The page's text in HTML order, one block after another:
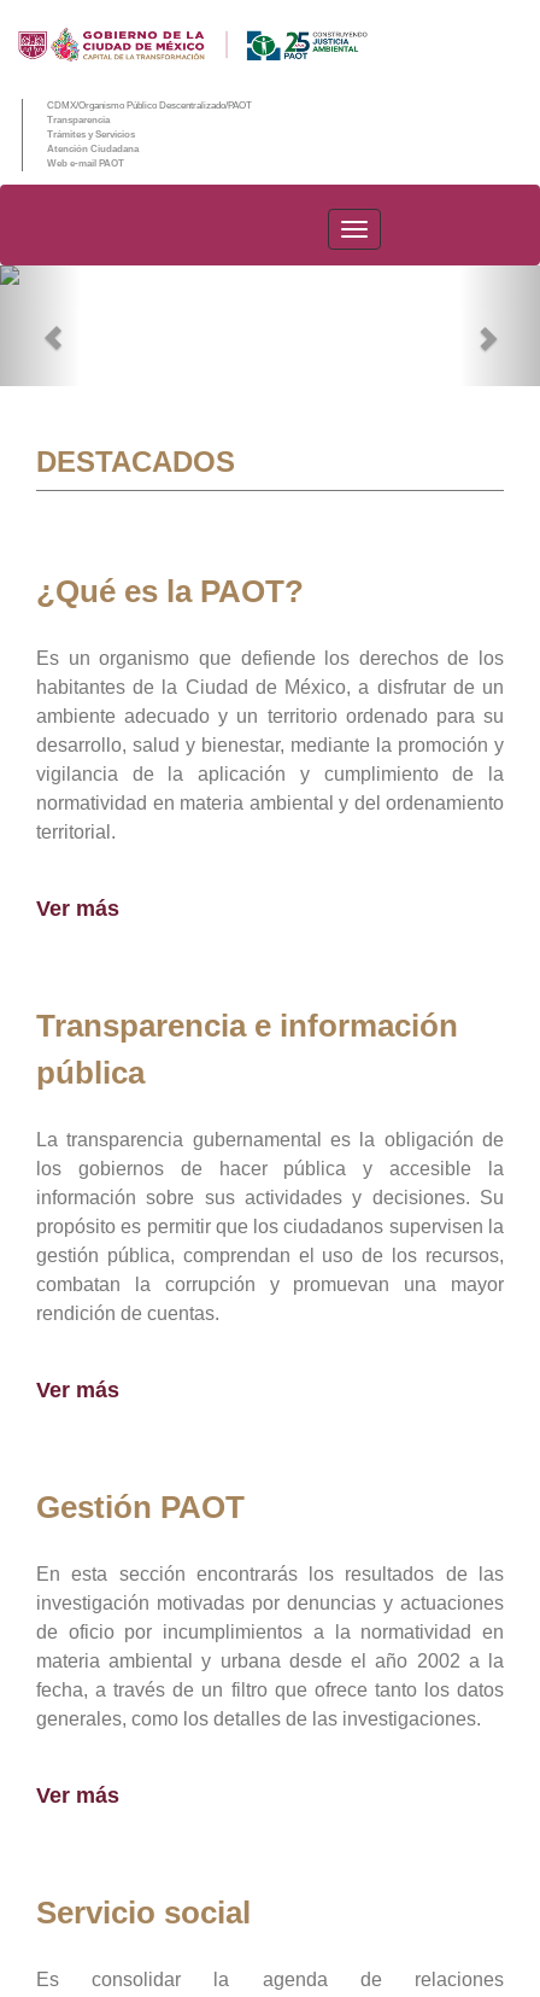
CDMX/Organismo Público Descentralizado/PAOT
Transparencia
Trámites y Servicios
Atención Ciudadana
Web e-mail PAOT
PAOT
DESTACADOS
¿Qué es la PAOT?
Es un organismo que defiende los derechos de los
habitantes de la Ciudad de México, a disfrutar de un
ambiente adecuado y un territorio ordenado para su
desarrollo, salud y bienestar, mediante la promoción y
vigilancia de la aplicación y cumplimiento de la
normatividad en materia ambiental y del ordenamiento
territorial.
Ver más
Transparencia e información
pública
La transparencia gubernamental es la obligación de
los gobiernos de hacer pública y accesible la
información sobre sus actividades y decisiones. Su
propósito es permitir que los ciudadanos supervisen la
gestión pública, comprendan el uso de los recursos,
combatan la corrupción y promuevan una mayor
rendición de cuentas.
Ver más
Gestión PAOT
En esta sección encontrarás los resultados de las
investigación motivadas por denuncias y actuaciones
de oficio por incumplimientos a la normatividad en
materia ambiental y urbana desde el año 2002 a la
fecha, a través de un filtro que ofrece tanto los datos
generales, como los detalles de las investigaciones.
Ver más
Servicio social
Es consolidar la agenda de relaciones